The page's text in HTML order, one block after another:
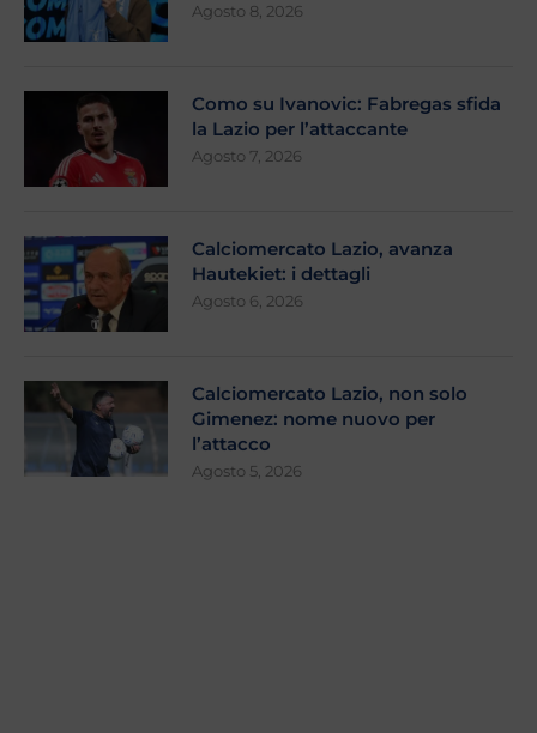
Agosto 8, 2026
Como su Ivanovic: Fabregas sfida
la Lazio per l’attaccante
Agosto 7, 2026
Calciomercato Lazio, avanza
Hautekiet: i dettagli
Agosto 6, 2026
Calciomercato Lazio, non solo
Gimenez: nome nuovo per
l’attacco
Agosto 5, 2026